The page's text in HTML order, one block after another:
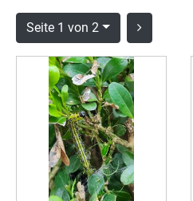
Seite 1 von 2